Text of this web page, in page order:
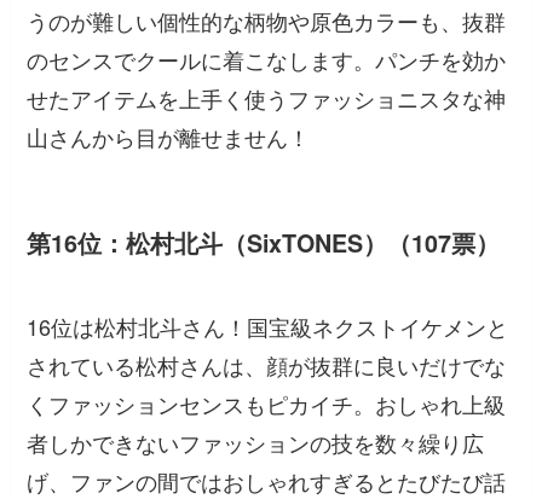
うのが難しい個性的な柄物や原色カラーも、抜群
のセンスでクールに着こなします。パンチを効か
せたアイテムを上手く使うファッショニスタな神
山さんから目が離せません！
第16位：松村北斗（SixTONES）（107票）
16位は松村北斗さん！国宝級ネクストイケメンと
されている松村さんは、顔が抜群に良いだけでな
くファッションセンスもピカイチ。おしゃれ上級
者しかできないファッションの技を数々繰り広
げ、ファンの間ではおしゃれすぎるとたびたび話